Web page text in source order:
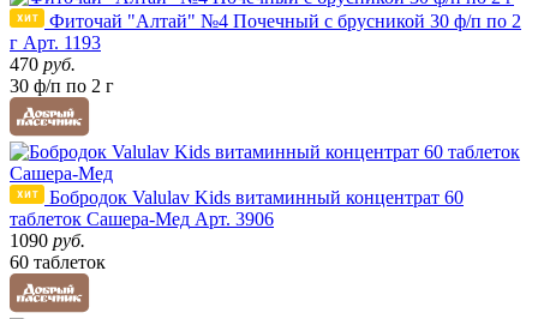
Фиточай "Алтай" №4 Почечный с брусникой 30 ф/п по 2
г Арт. 1193
470 руб.
30 ф/п по 2 г
Бобродок Valulav Kids витаминный концентрат 60
таблеток Сашера-Мед Арт. 3906
1090 руб.
60 таблеток